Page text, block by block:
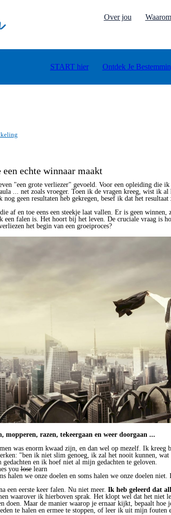
Over jou
START hier Ontdek Je
echte winnaar maakt
"een grote verliezer" gevoeld. Voor een opleiding die
... net zoals vroeger. Toen ik de vragen kreeg, wist ik al
geen resultaten heb gekregen, besef ik dat het
af en toe eens een steekje laat vallen. Er is geen
een falen is. Het hoort bij het leven. De cruciale vraag is
het begin van een groeiproces?
mopperen, razen, tekeergaan en weer doorgaan ...
was enorm kwaad zijn, en dan wel op mezelf. Ik kreeg
"ben ik niet slim genoeg, ik zal het nooit kunnen,
en ik hoef niet al mijn gedachten te geloven.
youloselearn
halen we onze doelen en soms halen we onze doelen niet.
een eerste keer falen. Nu niet meer. Ik heb geleerd dat
waarover ik hierboven sprak. Het klopt wel dat het niet
doen. Maar de manier waarop je ernaar kijkt, bepaalt
te halen en ermee te stoppen, of leer ik uit mijn fouten